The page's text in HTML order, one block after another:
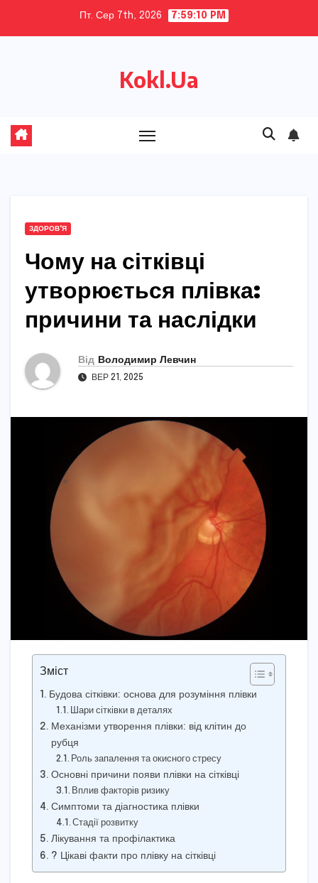
Пт. Сер 7th, 2026 7:59:11 PM
Kokl.Ua
ЗДОРОВ'Я
Чому на сітківці
утворюється плівка:
причини та наслідки
Від Володимир Левчин
ВЕР 21, 2025
Зміст
Будова сітківки: основа для розуміння плівки
Шари сітківки в деталях
Механізми утворення плівки: від клітин до
рубця
Роль запалення та окисного стресу
Основні причини появи плівки на сітківці
Вплив факторів ризику
Симптоми та діагностика плівки
Стадії розвитку
Лікування та профілактика
? Цікаві факти про плівку на сітківці